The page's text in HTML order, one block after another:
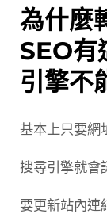
為什麼
SEO有
引擎不
基本上只要
搜尋引擎就會
要更新站內連